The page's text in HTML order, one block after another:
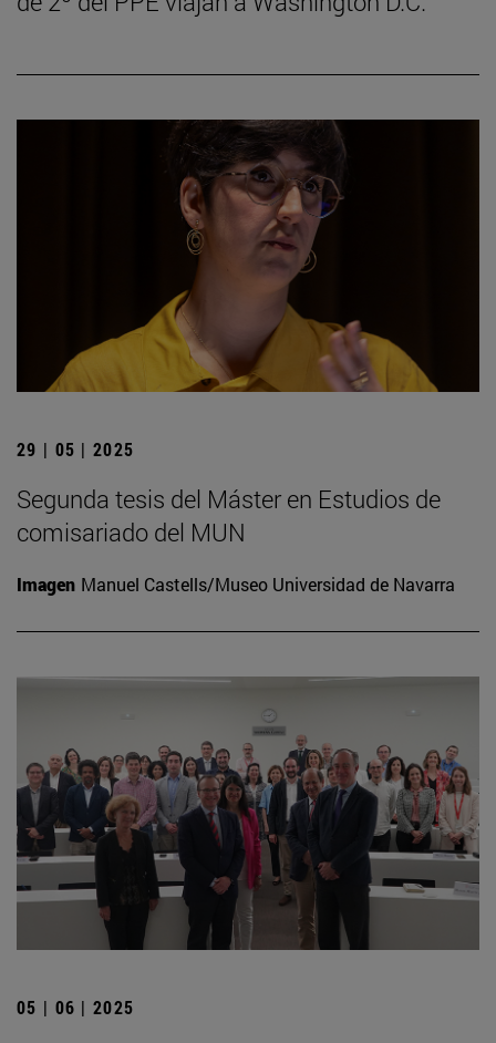
29 | 05 | 2025
Segunda tesis del Máster en Estudios de
comisariado del MUN
Imagen Manuel Castells/Museo Universidad de Navarra
05 | 06 | 2025